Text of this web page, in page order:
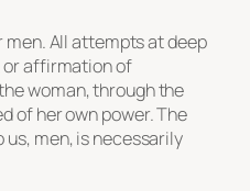
All attempts at deep
affirmation of
woman, through the
of her own power. The
men, is necessarily